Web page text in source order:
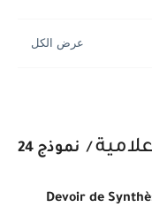
/ نموذج 24
Devoir de